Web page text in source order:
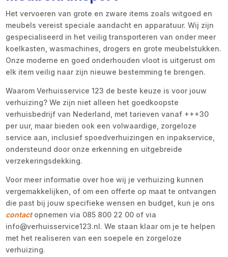
Het vervoeren van grote en zware items zoals witgoed en
meubels vereist speciale aandacht en apparatuur. Wij zijn
gespecialiseerd in het veilig transporteren van onder meer
koelkasten, wasmachines, drogers en grote meubelstukken.
Onze moderne en goed onderhouden vloot is uitgerust om
elk item veilig naar zijn nieuwe bestemming te brengen.
Waarom Verhuisservice 123 de beste keuze is voor jouw
verhuizing? We zijn niet alleen het goedkoopste
verhuisbedrijf van Nederland, met tarieven vanaf +++30
per uur, maar bieden ook een volwaardige, zorgeloze
service aan, inclusief spoedverhuizingen en inpakservice,
ondersteund door onze erkenning en uitgebreide
verzekeringsdekking.
Voor meer informatie over hoe wij je verhuizing kunnen
vergemakkelijken, of om een offerte op maat te ontvangen
die past bij jouw specifieke wensen en budget, kun je ons
contactopnemen via 085 800 22 00 of via
info@verhuisservice123.nl. We staan klaar om je te helpen
met het realiseren van een soepele en zorgeloze
verhuizing.